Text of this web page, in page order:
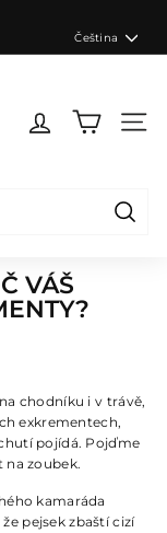
Jazyk
Čeština
VÁŠ
chodníku i v trávě,
exkrementech,
pojídá. Pojďme
zoubek.
kamaráda
pejsek zbaští cizí